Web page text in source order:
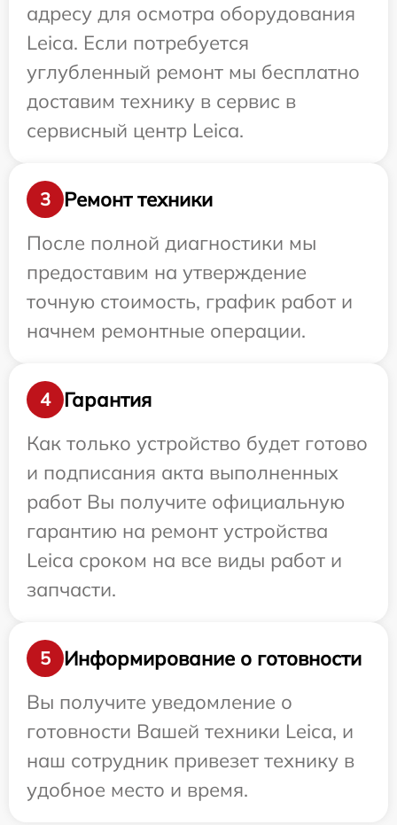
адресу для осмотра оборудования
Leica. Если потребуется
углубленный ремонт мы бесплатно
доставим технику в сервис в
сервисный центр Leica.
3
Ремонт техники
После полной диагностики мы
предоставим на утверждение
точную стоимость, график работ и
начнем ремонтные операции.
4
Гарантия
Как только устройство будет готово
и подписания акта выполненных
работ Вы получите официальную
гарантию на ремонт устройства
Leica сроком на все виды работ и
запчасти.
5
Информирование о готовности
Вы получите уведомление о
готовности Вашей техники Leica, и
наш сотрудник привезет технику в
удобное место и время.